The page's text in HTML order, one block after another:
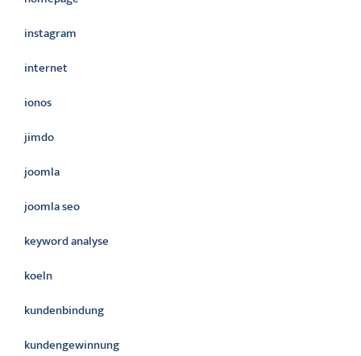
instagram
internet
ionos
jimdo
joomla
joomla seo
keyword analyse
koeln
kundenbindung
kundengewinnung